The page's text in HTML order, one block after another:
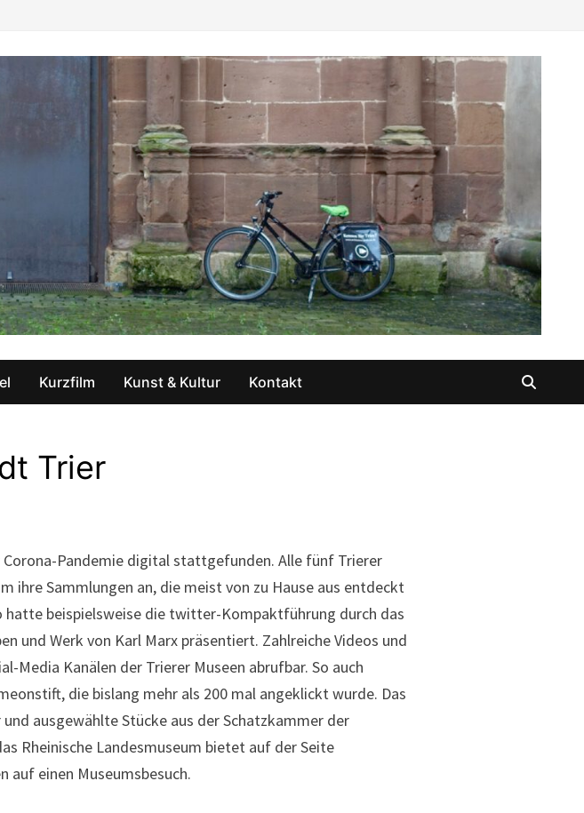
Kurzfilm Kunst & Kultur Kontakt
Trier
Pandemie digital stattgefunden. Alle fünf Trierer
ihre Sammlungen an, die meist von zu Hause aus entdeckt
hatte beispielsweise die twitter-Kompaktführung durch das
und Werk von Karl Marx präsentiert. Zahlreiche Videos und
Media Kanälen der Trierer Museen abrufbar. So auch
die bislang mehr als 200 mal angeklickt wurde. Das
ausgewählte Stücke aus der Schatzkammer der
Rheinische Landesmuseum bietet auf der Seite
auf einen Museumsbesuch.